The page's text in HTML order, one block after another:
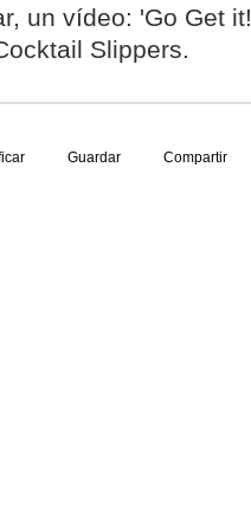
un vídeo: 'Go Get
Slippers.
Guardar Compartir